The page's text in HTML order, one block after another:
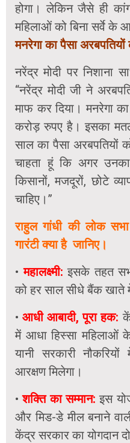
होगा। लेकिन जैसे ही
महिलाओं को बिना सर्वे के
मनरेगा का पैसा अरबपतियों
नरेंद्र मोदी पर निशाना
“नरेंद्र मोदी जी ने
माफ कर दिया। मनरेगा
करोड़ रुपए है। इसका
साल का पैसा अरबपतियों
चाहता हूं कि अगर
किसानों, मजदूरों, छोटे
चाहिए।”
राहुल गांधी की लोक
गारंटी क्या है जानिए।
•महालक्ष्मी: इसके तहत
को हर साल सीधे बैंक
•आधी आबादी, पूरा हक:
में आधा हिस्सा महिलाओं के
यानी सरकारी
आरक्षण मिलेगा।
•शक्ति का सम्मान: इस
और मिड-डे मील बनाने
केंद्र सरकार का योगदान